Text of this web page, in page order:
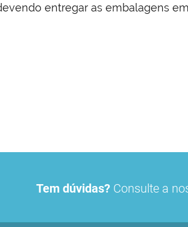
entregar as embalagens
Tem dúvidas? Consulte a